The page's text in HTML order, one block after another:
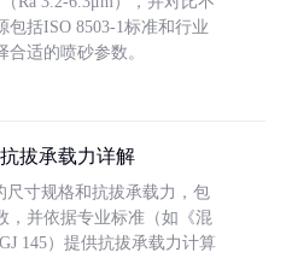
包括ISO 8503-1标准和行业
适的喷砂参数。
拔承载力详解
尺寸规格和抗拔承载力，包
，并依据专业标准（如《混
145）提供抗拔承载力计算